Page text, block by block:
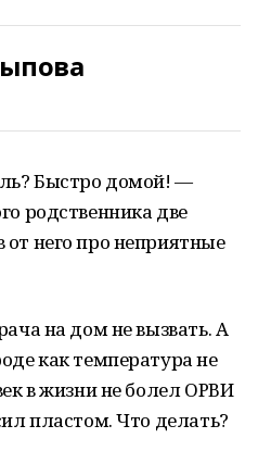
Быстро домой! —
родственника две
него про неприятные
на дом не вызвать. А
как температура не
в жизни не болел ОРВИ
пластом. Что делать?